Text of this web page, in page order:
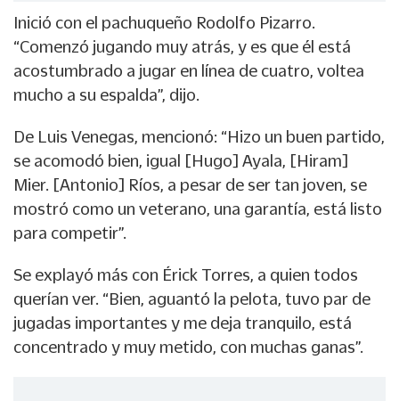
Inició con el pachuqueño Rodolfo Pizarro.
“Comenzó jugando muy atrás, y es que él está
acostumbrado a jugar en línea de cuatro, voltea
mucho a su espalda”, dijo.
De Luis Venegas, mencionó: “Hizo un buen partido,
se acomodó bien, igual [Hugo] Ayala, [Hiram]
Mier. [Antonio] Ríos, a pesar de ser tan joven, se
mostró como un veterano, una garantía, está listo
para competir”.
Se explayó más con Érick Torres, a quien todos
querían ver. “Bien, aguantó la pelota, tuvo par de
jugadas importantes y me deja tranquilo, está
concentrado y muy metido, con muchas ganas”.